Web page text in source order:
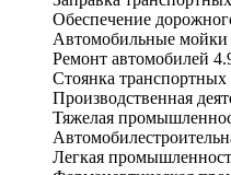
Обеспечение
Автомобильные мойки
Ремонт автомобилей
Стоянка транспортных
Производственная
Тяжелая
Легкая